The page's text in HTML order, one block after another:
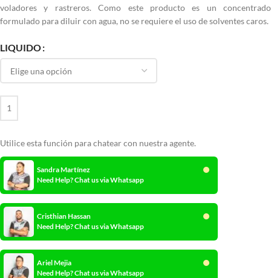
voladores y rastreros. Como este producto es un concentrado
formulado para diluir con agua, no se requiere el uso de solventes caros.
LIQUIDO
Utilice esta función para chatear con nuestra agente.
Sandra Martínez
Need Help? Chat us via Whatsapp
Cristhian Hassan
Need Help? Chat us via Whatsapp
Ariel Mejia
Need Help? Chat us via Whatsapp